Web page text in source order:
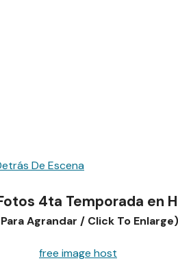
De Escena
4ta Temporada en
Agrandar / Click To Enlarge)